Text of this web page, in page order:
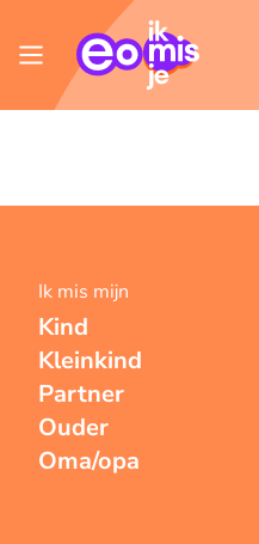
Ik mis mijn
Kind
Kleinkind
Partner
Ouder
Oma/opa